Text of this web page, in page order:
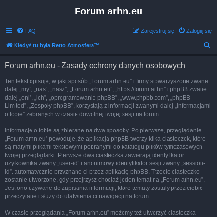
Forum arhn.eu
FAQ Zaloguj się
Zarejestruj się
Kiedyś tu była Retro Atmosfera™
Forum arhn.eu - Zasady ochrony danych osobowych
Ten tekst opisuje, w jaki sposób „Forum arhn.eu” i firmy stowarzyszone zwane
dalej „my”, „nas”, „nasz”, „Forum arhn.eu”, „https://forum.ar.hn” i phpBB zwane
dalej „oni”, „ich”, „oprogramowanie phpBB”, „www.phpbb.com”, „phpBB
Limited”, „Zespoły phpBB”, korzystają z informacji zwanymi dalej „informacjami
o tobie” zebranych w czasie dowolnej twojej sesji na forum.
Informacje o tobie są zbierane na dwa sposoby. Po pierwsze, przeglądanie
„Forum arhn.eu” powoduje, że aplikacja phpBB tworzy kilka ciasteczek, które
są małymi plikami tekstowymi pobranymi do katalogu plików tymczasowych
twojej przeglądarki. Pierwsze dwa ciasteczka zawierają identyfikator
użytkownika zwany „user-id” i anonimowy identyfikator sesji zwany „session-
id”, automatycznie przyznane ci przez aplikację phpBB. Trzecie ciasteczko
zostanie utworzone, gdy przejrzysz chociaż jeden temat na „Forum arhn.eu”.
Jest ono używane do zapisania informacji, które tematy zostały przez ciebie
przeczytane i służy do ułatwienia ci nawigacji na forum.
W czasie przeglądania „Forum arhn.eu” możemy też utworzyć ciasteczka